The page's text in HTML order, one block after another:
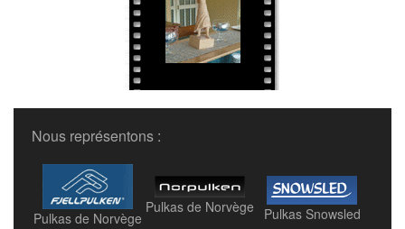
Nous représentons :
Pulkas de Norvège
Pulkas de Norvège Pulkas Snowsled